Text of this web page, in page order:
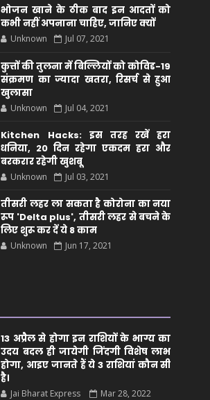
भोजन खाने के ठीक बाद इन आदतों को
कभी नहीं अपनाना चाहिए, जानिए क्यों
Unknown Jul 07, 2021
कुत्तों की तुलना में बिल्लियों को कोविड-19
संक्रमण का ज्यादा खतरा, रिसर्च से हुआ
खुलासा
Unknown Jul 04, 2021
Kitchen Hacks: इस तरह रखें हरा
धनिया, 20 दिन रहेगा एकदम हरा और
बरकरार रहेगी खुशबू
Unknown Jul 03, 2021
तीसरी लहर ला सकता है कोरोना का नया
रूप 'Delta plus', तीसरी लहर से बचने के
लिए शुरू कर दें ये 8 काम
Unknown Jun 17, 2021
13 अप्रैल से होगा इन राशियों के भाग्य का
उदय बदल ही जायेगी जिंदगी विशेष लाभ
होगा, आइए जानते हैं ये 3 राशियां कौन सीं
है।
Jai Bharat Express Mar 28, 2022